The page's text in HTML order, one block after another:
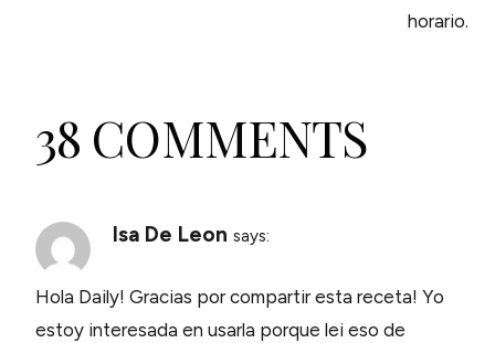
horario.
38 COMMENTS
Isa De Leon says:
Hola Daily! Gracias por compartir esta receta! Yo
estoy interesada en usarla porque lei eso de